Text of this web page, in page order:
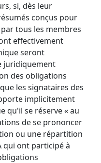
si, dès leur
conçus pour
tous les membres
effectivement
seront
juridiquement
des obligations
les signataires des
implicitement
qu'il se réserve « au
de se prononcer
ou une répartition
qui ont participé à